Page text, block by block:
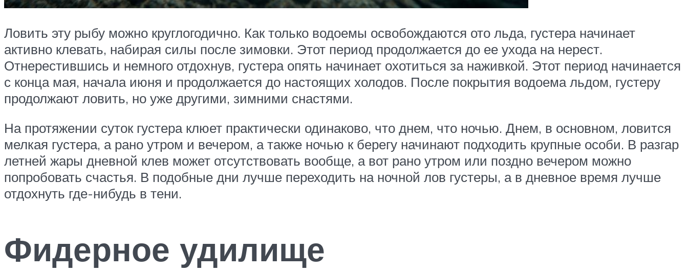
Ловить эту рыбу можно круглогодично. Как только водоемы освобождаются ото льда, густера начинает
активно клевать, набирая силы после зимовки. Этот период продолжается до ее ухода на нерест.
Отнерестившись и немного отдохнув, густера опять начинает охотиться за наживкой. Этот период начинается
с конца мая, начала июня и продолжается до настоящих холодов. После покрытия водоема льдом, густеру
продолжают ловить, но уже другими, зимними снастями.
На протяжении суток густера клюет практически одинаково, что днем, что ночью. Днем, в основном, ловится
мелкая густера, а рано утром и вечером, а также ночью к берегу начинают подходить крупные особи. В разгар
летней жары дневной клев может отсутствовать вообще, а вот рано утром или поздно вечером можно
попробовать счастья. В подобные дни лучше переходить на ночной лов густеры, а в дневное время лучше
отдохнуть где-нибудь в тени.
Фидерное удилище